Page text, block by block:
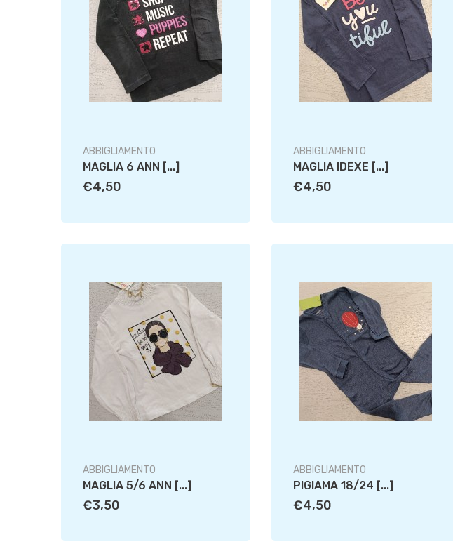
ABBIGLIAMENTO
MAGLIA 6 ANN [...]
€4,50
ABBIGLIAMENTO
MAGLIA IDEXE [...]
€4,50
ABBIGLIAMENTO
MAGLIA 5/6 ANN [...]
€3,50
ABBIGLIAMENTO
PIGIAMA 18/24 [...]
€4,50